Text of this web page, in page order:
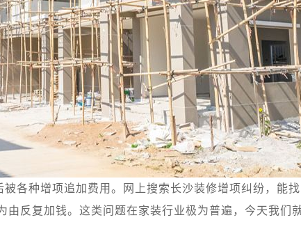
各种增项追加费用。网上搜索长沙装修增项纠纷，能
反复加钱。这类问题在家装行业极为普遍，今天我们